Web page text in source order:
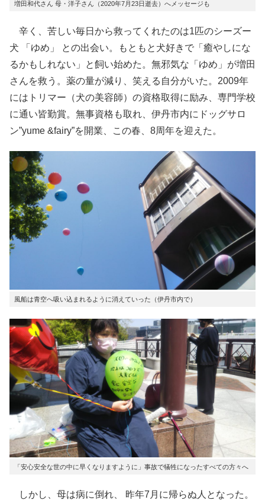
増田和代さん 母・洋子さん（2020年7月23日逝去）へメッセージも
辛く、苦しい毎日から救ってくれたのは1匹のシーズー
犬 「ゆめ」 との出会い。もともと犬好きで「癒やしにな
るかもしれない」と飼い始めた。無邪気な「ゆめ」が増田
さんを救う。薬の量が減り、笑える自分がいた。2009年
にはトリマー（犬の美容師）の資格取得に励み、専門学校
に通い皆勤賞。無事資格も取れ、伊丹市内にドッグサロ
ン”yume &fairy”を開業、この春、8周年を迎えた。
風船は青空へ吸い込まれるように消えていった（伊丹市内で）
「安心安全な世の中に早くなりますように」事故で犠牲になったすべての方々へ
しかし、母は病に倒れ、 昨年7月に帰らぬ人となった。